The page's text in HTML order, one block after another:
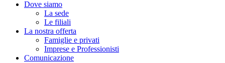
Dove siamo
La sede
Le filiali
La nostra offerta
Famiglie e privati
Imprese e Professionisti
Comunicazione